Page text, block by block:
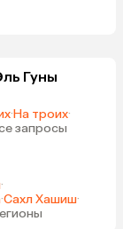
Гуны
·На троих·
запросы
·
·Сахл Хашиш·